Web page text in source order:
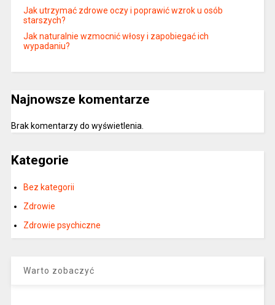
Jak utrzymać zdrowe oczy i poprawić wzrok u osób
starszych?
Jak naturalnie wzmocnić włosy i zapobiegać ich
wypadaniu?
Najnowsze komentarze
Brak komentarzy do wyświetlenia.
Kategorie
Bez kategorii
Zdrowie
Zdrowie psychiczne
Warto zobaczyć